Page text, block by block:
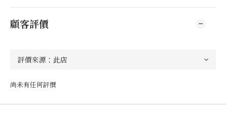
顧客評價
尚未有任何評價